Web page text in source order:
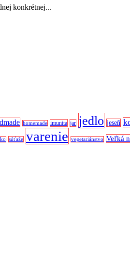
konkrétnej...
homemade imunita jar jedlo jeseň
súťaže varenie vegetariánstvo Veľká